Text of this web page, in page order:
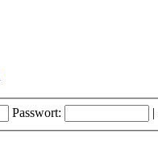
Passwort: |